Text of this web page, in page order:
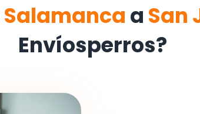
Salamanca a San
Envíosperros?